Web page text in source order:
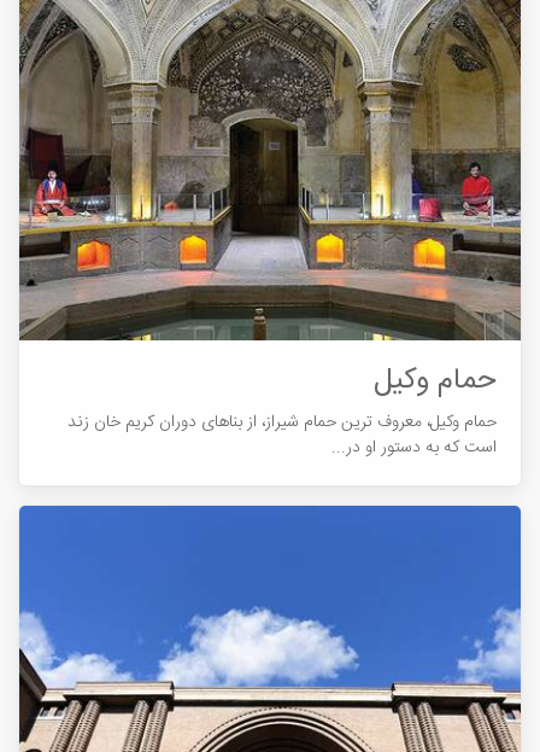
حمام وکیل
حمام وکیل، معروف ترین حمام شیراز، از بناهای دوران کریم خان زند
است که به دستور او در...